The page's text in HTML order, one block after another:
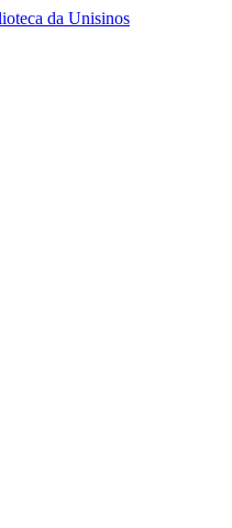
da Unisinos